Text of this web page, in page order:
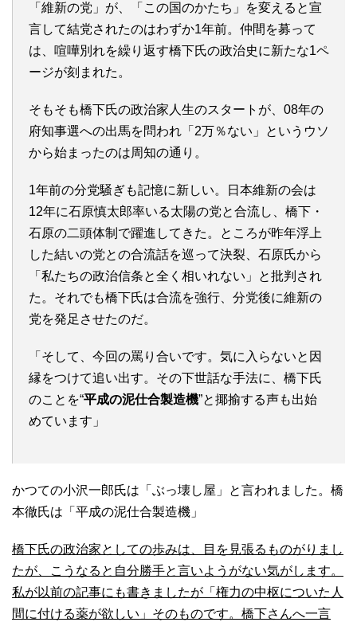
「維新の党」が、「この国のかたち」を変えると宣
言して結党されたのはわずか1年前。仲間を募って
は、喧嘩別れを繰り返す橋下氏の政治史に新たな1ペ
ージが刻まれた。
そもそも橋下氏の政治家人生のスタートが、08年の
府知事選への出馬を問われ「2万％ない」というウソ
から始まったのは周知の通り。
1年前の分党騒ぎも記憶に新しい。日本維新の会は
12年に石原慎太郎率いる太陽の党と合流し、橋下・
石原の二頭体制で躍進してきた。ところが昨年浮上
した結いの党との合流話を巡って決裂、石原氏から
「私たちの政治信条と全く相いれない」と批判され
た。それでも橋下氏は合流を強行、分党後に維新の
党を発足させたのだ。
「そして、今回の罵り合いです。気に入らないと因
縁をつけて追い出す。その下世話な手法に、橋下氏
のことを“平成の泥仕合製造機”と揶揄する声も出始
めています」
かつての小沢一郎氏は「ぶっ壊し屋」と言われました。橋
本徹氏は「平成の泥仕合製造機」
橋下氏の政治家としての歩みは、目を見張るものがりまし
たが、こうなると自分勝手と言いようがない気がします。
私が以前の記事にも書きましたが「権力の中枢についた人
間に付ける薬が欲しい」そのものです。橋下さんへ一言